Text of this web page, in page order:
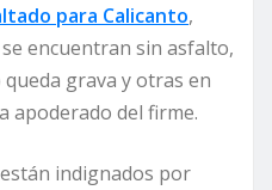
para Calicanto,
encuentran sin asfalto,
grava y otras en
apoderado del firme.
indignados por